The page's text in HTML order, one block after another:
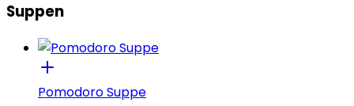
Suppen
Pomodoro Suppe